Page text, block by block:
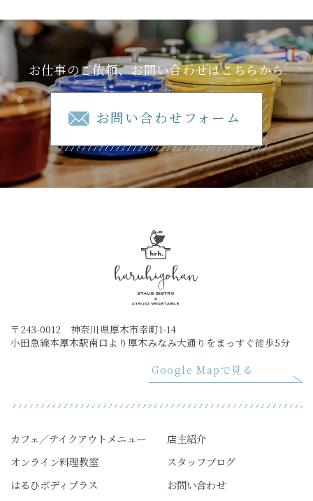
お仕事のご依頼、お問い合わせはこちらから
お問い合わせフォーム
〒243-0012 神奈川県厚木市幸町1-14
小田急線本厚木駅南口より厚木みなみ大通りをまっすぐ徒歩5分
Google Mapで見る
カフェ／テイクアウトメニュー
オンライン料理教室
はるひボディプラス
店主紹介
スタッフブログ
お問い合わせ